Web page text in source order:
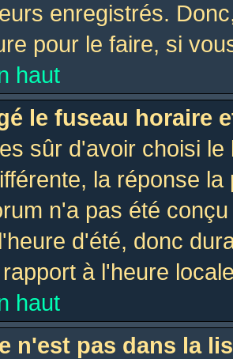
enregistrés.
pour le faire, si
haut
le fuseau horaire
sûr d'avoir choisi
la réponse
n'a pas été
d'été, donc
à l'heure
haut
n'est pas dans la